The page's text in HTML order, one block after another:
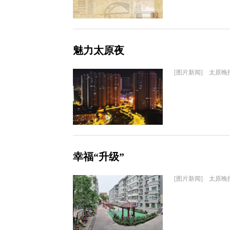
魅力太原夜
[图片新闻] 太原晚
幸福“升级”
[图片新闻] 太原晚